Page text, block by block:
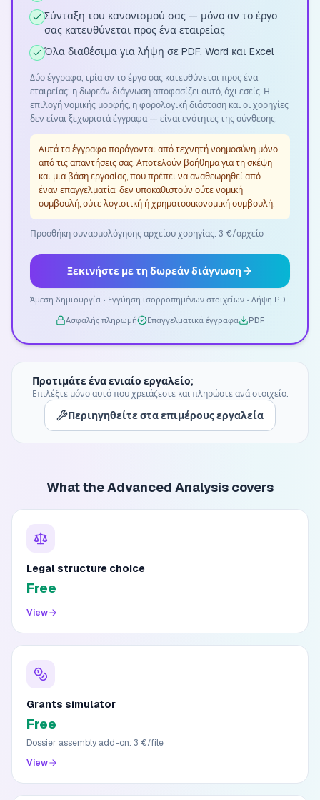
Σύνταξη του κανονισμού σας — μόνο αν το έργο
σας κατευθύνεται προς ένα εταιρείας
Όλα διαθέσιμα για λήψη σε PDF, Word και Excel
Δύο έγγραφα, τρία αν το έργο σας κατευθύνεται προς ένα
εταιρείας: η δωρεάν διάγνωση αποφασίζει αυτό, όχι εσείς. Η
επιλογή νομικής μορφής, η φορολογική διάσταση και οι χορηγίες
δεν είναι ξεχωριστά έγγραφα — είναι ενότητες της σύνθεσης.
Αυτά τα έγγραφα παράγονται από τεχνητή νοημοσύνη μόνο
από τις απαντήσεις σας. Αποτελούν βοήθημα για τη σκέψη
και μια βάση εργασίας, που πρέπει να αναθεωρηθεί από
έναν επαγγελματία: δεν υποκαθιστούν ούτε νομική
συμβουλή, ούτε λογιστική ή χρηματοοικονομική συμβουλή.
Προσθήκη συναρμολόγησης αρχείου χορηγίας: 3 €/αρχείο
Ξεκινήστε με τη δωρεάν διάγνωση
Άμεση δημιουργία • Εγγύηση ισορροπημένων στοιχείων • Λήψη PDF
Ασφαλής πληρωμή Επαγγελματικά έγγραφα PDF
Προτιμάτε ένα ενιαίο εργαλείο;
Επιλέξτε μόνο αυτό που χρειάζεστε και πληρώστε ανά στοιχείο.
Περιηγηθείτε στα επιμέρους εργαλεία
What the Advanced Analysis covers
Legal structure choice
Free
View
Grants simulator
Free
Dossier assembly add-on: 3 €/file
View